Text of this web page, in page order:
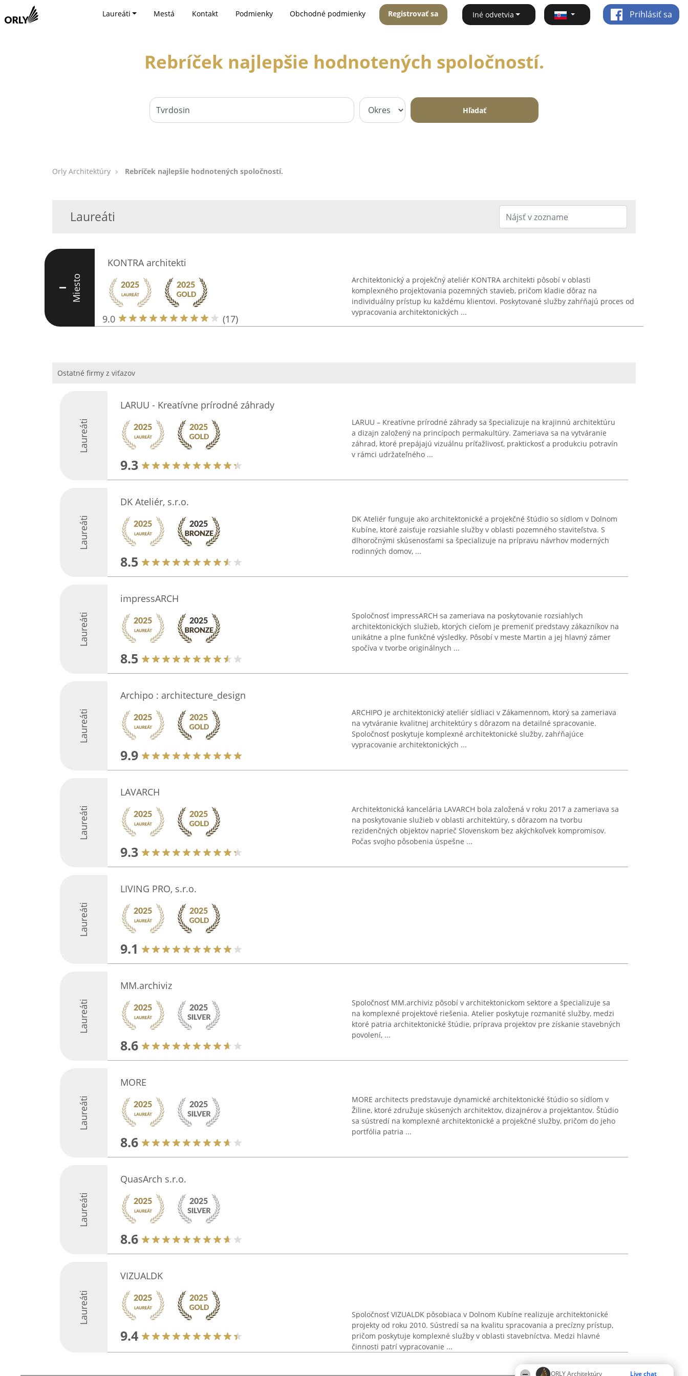
ORLY Architektúry Live chat
Laureáti Mestá Kontakt Podmienky Obchodné podmienky Registrovať sa Iné odvetvia Prihlásiť sa
Rebríček najlepšie hodnotených spoločností.
Hľadať
Orly Architektúry Rebríček najlepšie hodnotených spoločností.
Laureáti
I Miesto
KONTRA architekti
9.0 (17)
Architektonický a projekčný ateliér KONTRA architekti pôsobí v oblasti
komplexného projektovania pozemných stavieb, pričom kladie dôraz na
individuálny prístup ku každému klientovi. Poskytované služby zahŕňajú proces od
vypracovania architektonických ...
Ostatné firmy z viťazov
Laureáti
LARUU - Kreatívne prírodné záhrady
9.3
LARUU – Kreatívne prírodné záhrady sa špecializuje na krajinnú architektúru
a dizajn založený na princípoch permakultúry. Zameriava sa na vytváranie
záhrad, ktoré prepájajú vizuálnu príťažlivosť, praktickosť a produkciu potravín
v rámci udržateľného ...
Laureáti
DK Ateliér, s.r.o.
8.5
DK Ateliér funguje ako architektonické a projekčné štúdio so sídlom v Dolnom
Kubíne, ktoré zaisťuje rozsiahle služby v oblasti pozemného staviteľstva. S
dlhoročnými skúsenosťami sa špecializuje na prípravu návrhov moderných
rodinných domov, ...
Laureáti
impressARCH
8.5
Spoločnosť impressARCH sa zameriava na poskytovanie rozsiahlych
architektonických služieb, ktorých cieľom je premeniť predstavy zákazníkov na
unikátne a plne funkčné výsledky. Pôsobí v meste Martin a jej hlavný zámer
spočíva v tvorbe originálnych ...
Laureáti
Archipo : architecture_design
9.9
ARCHIPO je architektonický ateliér sídliaci v Zákamennom, ktorý sa zameriava
na vytváranie kvalitnej architektúry s dôrazom na detailné spracovanie.
Spoločnosť poskytuje komplexné architektonické služby, zahŕňajúce
vypracovanie architektonických ...
Laureáti
LAVARCH
9.3
Architektonická kancelária LAVARCH bola založená v roku 2017 a zameriava sa
na poskytovanie služieb v oblasti architektúry, s dôrazom na tvorbu
rezidenčných objektov naprieč Slovenskom bez akýchkoľvek kompromisov.
Počas svojho pôsobenia úspešne ...
Laureáti
LIVING PRO, s.r.o.
9.1
Laureáti
MM.archiviz
8.6
Spoločnosť MM.archiviz pôsobí v architektonickom sektore a špecializuje sa
na komplexné projektové riešenia. Atelier poskytuje rozmanité služby, medzi
ktoré patria architektonické štúdie, príprava projektov pre získanie stavebných
povolení, ...
Laureáti
MORE
8.6
MORE architects predstavuje dynamické architektonické štúdio so sídlom v
Žiline, ktoré združuje skúsených architektov, dizajnérov a projektantov. Štúdio
sa sústredí na komplexné architektonické a projekčné služby, pričom do jeho
portfólia patria ...
Laureáti
QuasArch s.r.o.
8.6
Laureáti
VIZUALDK
9.4
Spoločnosť VIZUALDK pôsobiaca v Dolnom Kubíne realizuje architektonické
projekty od roku 2010. Sústredí sa na kvalitu spracovania a precízny prístup,
pričom poskytuje komplexné služby v oblasti stavebníctva. Medzi hlavné
činnosti patrí vypracovanie ...